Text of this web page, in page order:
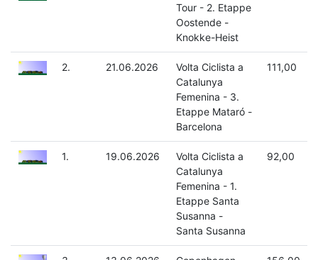
Tour - 2. Etappe
Oostende -
Knokke-Heist
2. 21.06.2026
Volta Ciclista a
Catalunya
Femenina - 3.
Etappe Mataró -
Barcelona
111,00
1. 19.06.2026
Volta Ciclista a
Catalunya
Femenina - 1.
Etappe Santa
Susanna -
Santa Susanna
92,00